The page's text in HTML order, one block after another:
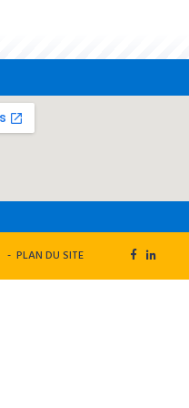
PLAN DU SITE